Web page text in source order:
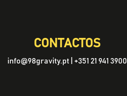
CONTACTOS
info@98gravity.pt | +351 21 941 3900